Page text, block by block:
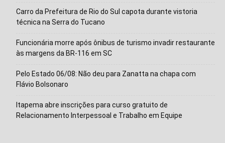
Carro da Prefeitura de Rio do Sul capota durante vistoria
técnica na Serra do Tucano
Funcionária morre após ônibus de turismo invadir restaurante
às margens da BR-116 em SC
Pelo Estado 06/08: Não deu para Zanatta na chapa com
Flávio Bolsonaro
Itapema abre inscrições para curso gratuito de
Relacionamento Interpessoal e Trabalho em Equipe